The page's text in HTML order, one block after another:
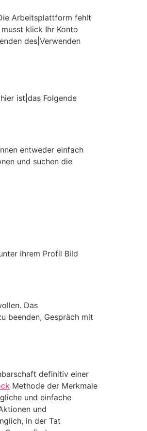
Arbeitsplattform fehlt
klick Ihr Konto
des|Verwenden
ist|das Folgende
entweder einfach
und suchen die
ihrem Profil Bild
Das
beenden, Gespräch mit
definitiv einer
Methode der Merkmale
und einfache
und
in der Tat